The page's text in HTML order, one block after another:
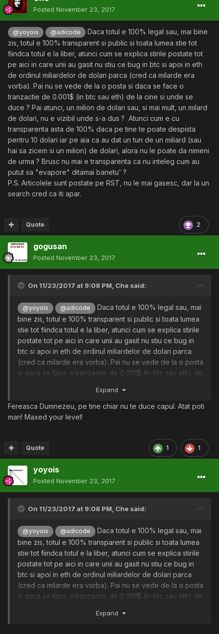
Daca combini mixerele cu zkSNARKS si niste contabilitate
esti aproape de ce consider eu "spalare eficienta".
Posted November 23, 2017
@yoyois @adicode
Daca totul e 100% legal sau, mai bine
zis, totul e 100% transparent si public si toata lumea stie tot
fiindca totul e la liber, atunci cum se explica stirile postate tot
pe aici in care unii au gasit nu stiu ce bug in btc si apoi in eth
de ordinul miliardelor de dolari parca (cred ca milarde era
vorba). Pai nu se vede de la o posta si daca se face o
tranzactie de 0.001$ (in btc sau eth) de la cine si unde se
duce ? Pai atunci, un milion de dolari sau, si mai mult, un milard
de dolari, nu e vizibil unde s-a dus ? Atunci cum e cu
transparenta asta de 100% daca pe tine te poate despista
pentru 10 dolari iar pe aia ca au dat un tun de un miliard (sau
hai sa zicem si un milion) de dolari, alora nu le poate da nimeni
de urma ? Brusc nu mai e transparenta ca nu inteleg cum au
putut sa "evapore" ditamai banetu' ?
P.S. Articolele sunt postate pe RST, nu le mai gasesc, dar la un
search cred ca iti apar.
2
Quote
gogusan
Posted November 23, 2017
On 11/23/2017 at 9:08 PM, Che said:
@yoyois @adicode
Daca totul e 100% legal sau, mai
bine zis, totul e 100% transparent si public si toata lumea
stie tot fiindca totul e la liber, atunci cum se explica stirile
postate tot pe aici in care unii au gasit nu stiu ce bug in
btc si apoi in eth de ordinul miliardelor de dolari parca
(cred ca milarde era vorba). Pai nu se vede de la o posta
si daca se face o tranzactie de 0.001$ (in btc sau eth) de
sau, si mai mult, un milard de dolari, nu e vizibil unde s-a
dus ? Atunci cum e cu transparenta asta de 100% daca
pe tine te poate despista pentru 10 dolari iar pe aia ca au
dolari, alora nu le poate da nimeni de urma ? Brusc nu mai
e transparenta ca nu inteleg cum au putut sa "evapore"
ditamai banetu' ?
P.S. Articolele sunt postate pe RST, nu le mai gasesc, dar
la un search cred ca iti apar.
Expand
Fereasca Dumnezeu, pe tine chiar nu te duce capul. Atat poti
man! Maxed your level!
1 1
Quote
yoyois
Posted November 23, 2017
On 11/23/2017 at 9:08 PM, Che said:
@yoyois @adicode
Daca totul e 100% legal sau, mai
bine zis, totul e 100% transparent si public si toata lumea
stie tot fiindca totul e la liber, atunci cum se explica stirile
postate tot pe aici in care unii au gasit nu stiu ce bug in
btc si apoi in eth de ordinul miliardelor de dolari parca
(cred ca milarde era vorba). Pai nu se vede de la o posta
si daca se face o tranzactie de 0.001$ (in btc sau eth) de
sau, si mai mult, un milard de dolari, nu e vizibil unde s-a
Expand